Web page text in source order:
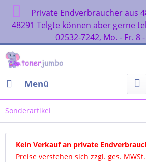
Private Endverbraucher aus
48291 Telgte können aber gerne
02532-7242, Mo. - Fr. 8
Menü
Sonderartikel
Kein Verkauf an private
Preise verstehen sich zzgl. ges. MWSt.